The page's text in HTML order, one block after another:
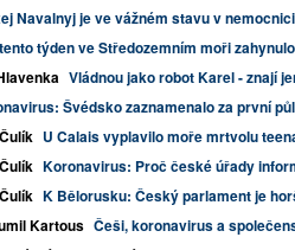
Navalnyj je ve vážném stavu v
týden ve Středozemním moři
Vládnou jako robot Karel - znají
Švédsko zaznamenalo za první
U Calais vyplavilo moře mrtvolu
Koronavirus: Proč české úřady
K Bělorusku: Český parlament je
Kartous Češi, koronavirus a